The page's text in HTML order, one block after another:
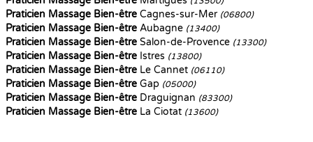
Praticien Massage Bien-être Cagnes-sur-Mer (06800)
Praticien Massage Bien-être Aubagne (13400)
Praticien Massage Bien-être Salon-de-Provence (13300)
Praticien Massage Bien-être Istres (13800)
Praticien Massage Bien-être Le Cannet (06110)
Praticien Massage Bien-être Gap (05000)
Praticien Massage Bien-être Draguignan (83300)
Praticien Massage Bien-être La Ciotat (13600)